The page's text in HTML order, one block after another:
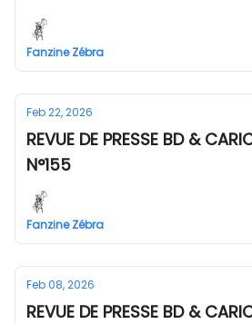
Fanzine Zébra
Feb 22, 2026
REVUE DE PRESSE BD &
N°155
Fanzine Zébra
Feb 08, 2026
REVUE DE PRESSE BD &